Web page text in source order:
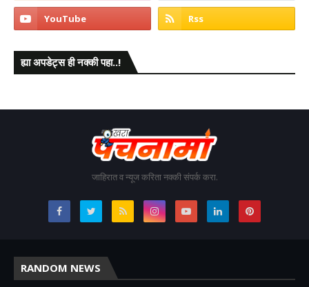
ह्या अपडेट्स ही नक्की पहा..!
जाहिरात व न्यूज करिता नक्की संपर्क करा.
RANDOM NEWS